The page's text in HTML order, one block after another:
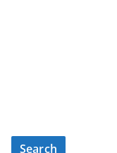
Search